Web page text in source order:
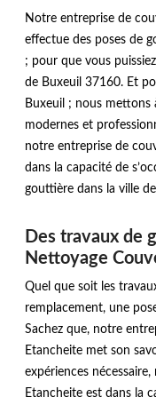
Notre entreprise de
effectue des poses de
; pour que vous
de Buxeuil 37160. Et
Buxeuil ; nous mettons
modernes et
notre entreprise de
dans la capacité de
gouttière dans la ville
Des travaux de
Nettoyage
Quel que soit les
remplacement, une
Sachez que, notre
Etancheite met son
expériences
Etancheite est dans la